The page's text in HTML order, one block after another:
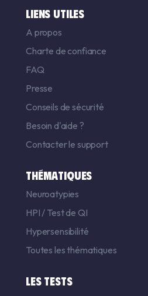
LIENS UTILES
A propos
Charte de confiance
FAQ
Presse
Conseils de sécurité
Besoin d'aide ?
Contacter le support
THÉMATIQUES
Neuroatypies
HPI / Test de QI
Hypersensibilité
Toutes les thématiques
LES TESTS